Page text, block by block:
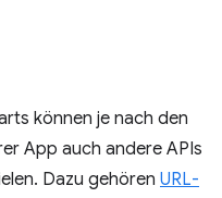
können je nach den
App auch andere APIs
Dazu gehören URL-